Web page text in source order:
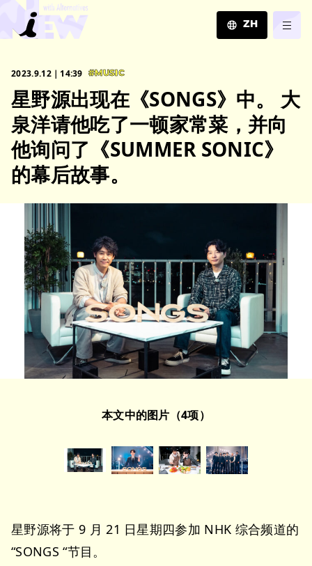
ZH
ZH
2023.9.12｜14:39 #MUSIC
星野源出现在《SONGS》中。 大
泉洋请他吃了一顿家常菜，并向
他询问了《SUMMER SONIC》
的幕后故事。
本文中的图片（4项）
星野源将于 9 月 21 日星期四参加 NHK 综合频道的
“SONGS “节目。